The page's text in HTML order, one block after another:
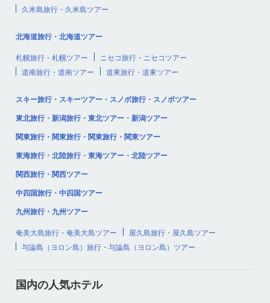
久米島旅行・久米島ツアー
北海道旅行・北海道ツアー
札幌旅行・札幌ツアー
ニセコ旅行・ニセコツアー
道南旅行・道南ツアー
道東旅行・道東ツアー
スキー旅行・スキーツアー・スノボ旅行・スノボツアー
東北旅行・新潟旅行・東北ツアー・新潟ツアー
関東旅行・関東旅行・関東旅行・関東ツアー
東海旅行・北陸旅行・東海ツアー・北陸ツアー
関西旅行・関西ツアー
中四国旅行・中四国ツアー
九州旅行・九州ツアー
奄美大島旅行・奄美大島ツアー
屋久島旅行・屋久島ツアー
与論島（ヨロン島）旅行・与論島（ヨロン島）ツアー
国内の人気ホテル